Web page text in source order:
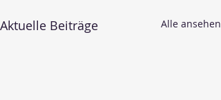
Aktuelle Beiträge Alle ansehen